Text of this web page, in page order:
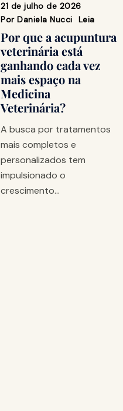
21 de julho de 2026
Por Daniela Nucci Leia
Por que a acupuntura
veterinária está
ganhando cada vez
mais espaço na
Medicina
Veterinária?
A busca por tratamentos
mais completos e
personalizados tem
impulsionado o
crescimento…